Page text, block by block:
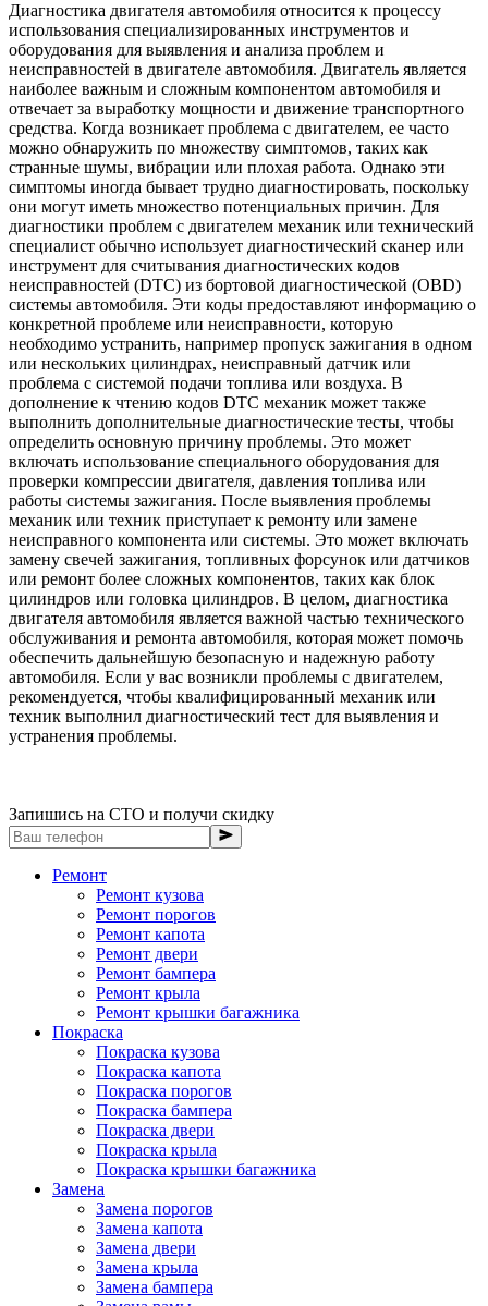
Диагностика двигателя автомобиля относится к процессу
использования специализированных инструментов и
оборудования для выявления и анализа проблем и
неисправностей в двигателе автомобиля. Двигатель является
наиболее важным и сложным компонентом автомобиля и
отвечает за выработку мощности и движение транспортного
средства. Когда возникает проблема с двигателем, ее часто
можно обнаружить по множеству симптомов, таких как
странные шумы, вибрации или плохая работа. Однако эти
симптомы иногда бывает трудно диагностировать, поскольку
они могут иметь множество потенциальных причин. Для
диагностики проблем с двигателем механик или технический
специалист обычно использует диагностический сканер или
инструмент для считывания диагностических кодов
неисправностей (DTC) из бортовой диагностической (OBD)
системы автомобиля. Эти коды предоставляют информацию о
конкретной проблеме или неисправности, которую
необходимо устранить, например пропуск зажигания в одном
или нескольких цилиндрах, неисправный датчик или
проблема с системой подачи топлива или воздуха. В
дополнение к чтению кодов DTC механик может также
выполнить дополнительные диагностические тесты, чтобы
определить основную причину проблемы. Это может
включать использование специального оборудования для
проверки компрессии двигателя, давления топлива или
работы системы зажигания. После выявления проблемы
механик или техник приступает к ремонту или замене
неисправного компонента или системы. Это может включать
замену свечей зажигания, топливных форсунок или датчиков
или ремонт более сложных компонентов, таких как блок
цилиндров или головка цилиндров. В целом, диагностика
двигателя автомобиля является важной частью технического
обслуживания и ремонта автомобиля, которая может помочь
обеспечить дальнейшую безопасную и надежную работу
автомобиля. Если у вас возникли проблемы с двигателем,
рекомендуется, чтобы квалифицированный механик или
техник выполнил диагностический тест для выявления и
устранения проблемы.
Запишись на СТО и получи скидку
Ремонт
Ремонт кузова
Ремонт порогов
Ремонт капота
Ремонт двери
Ремонт бампера
Ремонт крыла
Ремонт крышки багажника
Покраска
Покраска кузова
Покраска капота
Покраска порогов
Покраска бампера
Покраска двери
Покраска крыла
Покраска крышки багажника
Замена
Замена порогов
Замена капота
Замена двери
Замена крыла
Замена бампера